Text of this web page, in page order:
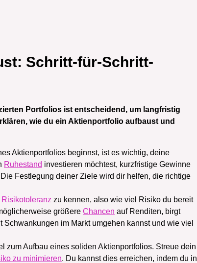
Schritt-für-Schritt-
Portfolios ist entscheidend, um langfristig
wie du ein Aktienportfolio aufbaust und
Aktienportfolios beginnst, ist es wichtig, deine
Ruhestand investieren möchtest, kurzfristige Gewinne
Festlegung deiner Ziele wird dir helfen, die richtige
zu kennen, also wie viel Risiko du bereit
größere Chancen auf Renditen, birgt
Schwankungen im Markt umgehen kannst und wie viel
zum Aufbau eines soliden Aktienportfolios. Streue dein
zu minimieren. Du kannst dies erreichen, indem du in